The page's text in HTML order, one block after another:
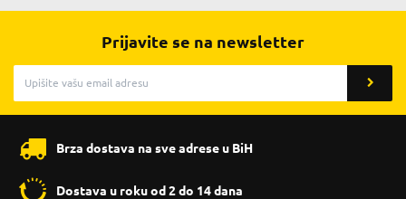
Prijavite se na newsletter
Brza dostava na sve adrese u BiH
Dostava u roku od 2 do 14 dana